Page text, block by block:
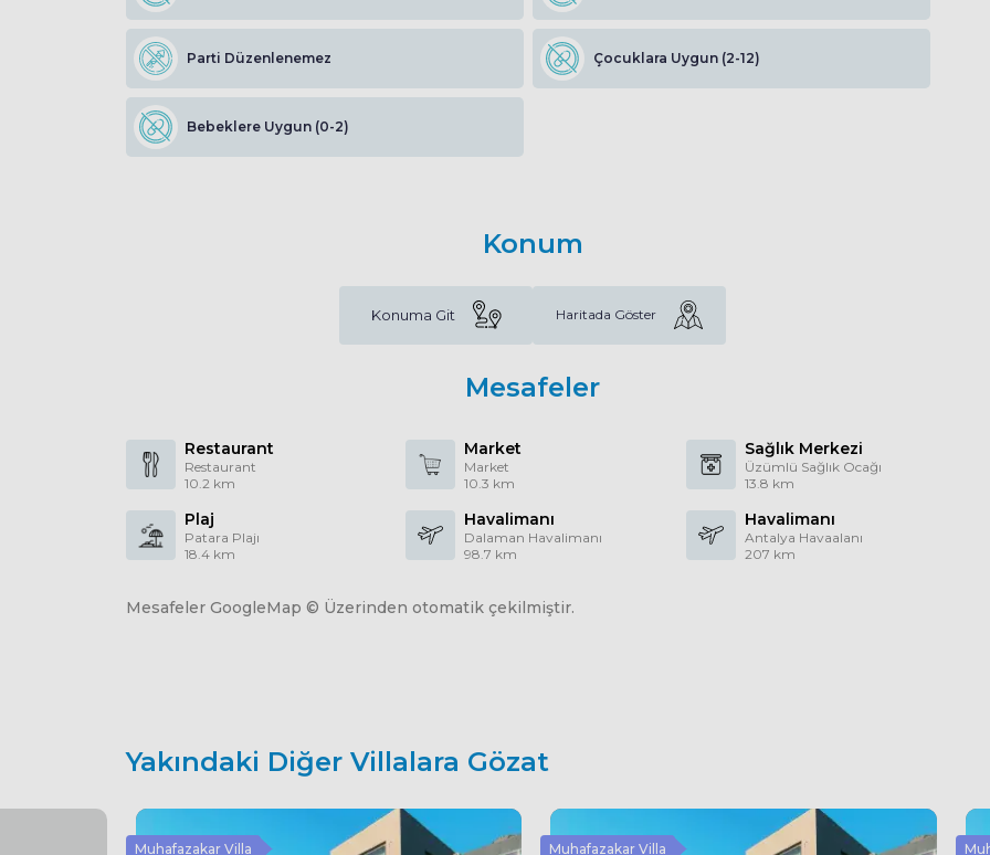
Parti Düzenlenemez Çocuklara Uygun (2-12)
Bebeklere Uygun (0-2)
Konum
Konuma Git Haritada Göster
Mesafeler
Restaurant
Restaurant
10.2 km
Market
Market
10.3 km
Sağlık Merkezi
Üzümlü Sağlık Ocağı
13.8 km
Plaj
Patara Plajı
18.4 km
Havalimanı
Dalaman Havalimanı
98.7 km
Havalimanı
Antalya Havaalanı
207 km
Mesafeler GoogleMap © Üzerinden otomatik çekilmiştir.
Yakındaki Diğer Villalara Gözat
Muhafazakar Villa Muhafazakar Villa